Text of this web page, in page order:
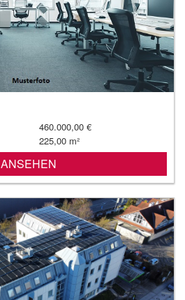
460.000,00 €
225,00 m²
ANSEHEN